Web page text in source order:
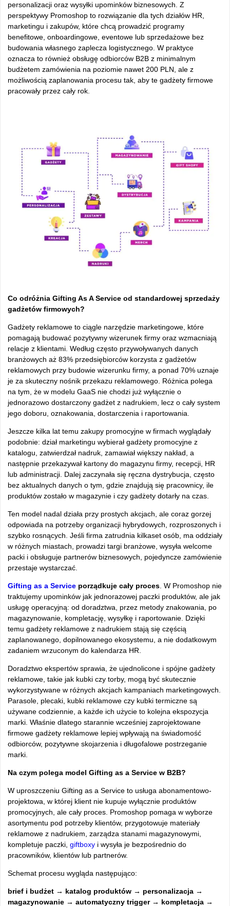
personalizacji oraz wysyłki upominków biznesowych. Z
perspektywy Promoshop to rozwiązanie dla tych działów HR,
marketingu i zakupów, które chcą prowadzić programy
benefitowe, onboardingowe, eventowe lub sprzedażowe bez
budowania własnego zaplecza logistycznego. W praktyce
oznacza to również obsługę odbiorców B2B z minimalnym
budżetem zamówienia na poziomie nawet 200 PLN, ale z
możliwością zaplanowania procesu tak, aby te gadżety firmowe
pracowały przez cały rok.
Co odróżnia Gifting As A Service od standardowej sprzedaży
gadżetów firmowych?
Gadżety reklamowe to ciągle narzędzie marketingowe, które
pomagają budować pozytywny wizerunek firmy oraz wzmacniają
relacje z klientami. Według często przywoływanych danych
branżowych aż 83% przedsiębiorców korzysta z gadżetów
reklamowych przy budowie wizerunku firmy, a ponad 70% uznaje
je za skuteczny nośnik przekazu reklamowego. Różnica polega
na tym, że w modelu GaaS nie chodzi już wyłącznie o
jednorazowo dostarczony gadżet z nadrukiem, lecz o cały system
jego doboru, oznakowania, dostarczenia i raportowania.
Jeszcze kilka lat temu zakupy promocyjne w firmach wyglądały
podobnie: dział marketingu wybierał gadżety promocyjne z
katalogu, zatwierdzał nadruk, zamawiał większy nakład, a
następnie przekazywał kartony do magazynu firmy, recepcji, HR
lub administracji. Dalej zaczynała się ręczna dystrybucja, często
bez aktualnych danych o tym, gdzie znajdują się pracownicy, ile
produktów zostało w magazynie i czy gadżety dotarły na czas.
Ten model nadal działa przy prostych akcjach, ale coraz gorzej
odpowiada na potrzeby organizacji hybrydowych, rozproszonych i
szybko rosnących. Jeśli firma zatrudnia kilkaset osób, ma oddziały
w różnych miastach, prowadzi targi branżowe, wysyła welcome
packi i obsługuje partnerów biznesowych, pojedyncze zamówienie
przestaje wystarczać.
Gifting as a Service porządkuje cały proces . W Promoshop nie
traktujemy upominków jak jednorazowej paczki produktów, ale jak
usługę operacyjną: od doradztwa, przez metody znakowania, po
magazynowanie, kompletację, wysyłkę i raportowanie. Dzięki
temu gadżety reklamowe z nadrukiem stają się częścią
zaplanowanego, dopilnowanego ekosystemu, a nie dodatkowym
zadaniem wrzuconym do kalendarza HR.
Doradztwo ekspertów sprawia, że ujednolicone i spójne gadżety
reklamowe, takie jak kubki czy torby, mogą być skutecznie
wykorzystywane w różnych akcjach kampaniach marketingowych.
Parasole, plecaki, kubki reklamowe czy kubki termiczne są
używane codziennie, a każde ich użycie to kolejna ekspozycja
marki. Właśnie dlatego starannie wcześniej zaprojektowane
firmowe gadżety reklamowe lepiej wpływają na świadomość
odbiorców, pozytywne skojarzenia i długofalowe postrzeganie
marki.
Na czym polega model Gifting as a Service w B2B?
W uproszczeniu Gifting as a Service to usługa abonamentowo-
projektowa, w której klient nie kupuje wyłącznie produktów
promocyjnych, ale cały proces. Promoshop pomaga w wyborze
asortymentu pod potrzeby klientów, przygotowuje materiały
reklamowe z nadrukiem, zarządza stanami magazynowymi,
kompletuje paczki, giftboxy i wysyła je bezpośrednio do
pracowników, klientów lub partnerów.
Schemat procesu wygląda następująco:
brief i budżet → katalog produktów → personalizacja →
magazynowanie → automatyczny trigger → kompletacja →